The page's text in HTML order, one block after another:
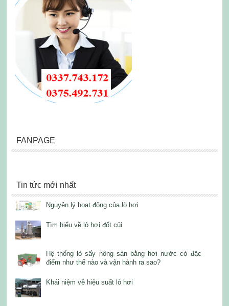
FANPAGE
Tin tức mới nhất
Nguyên lý hoạt động của lò hơi
Tìm hiểu về lò hơi đốt củi
Hệ thống lò sấy nông sản bằng hơi nước có đặc
điểm như thế nào và vận hành ra sao?
Khái niệm về hiệu suất lò hơi